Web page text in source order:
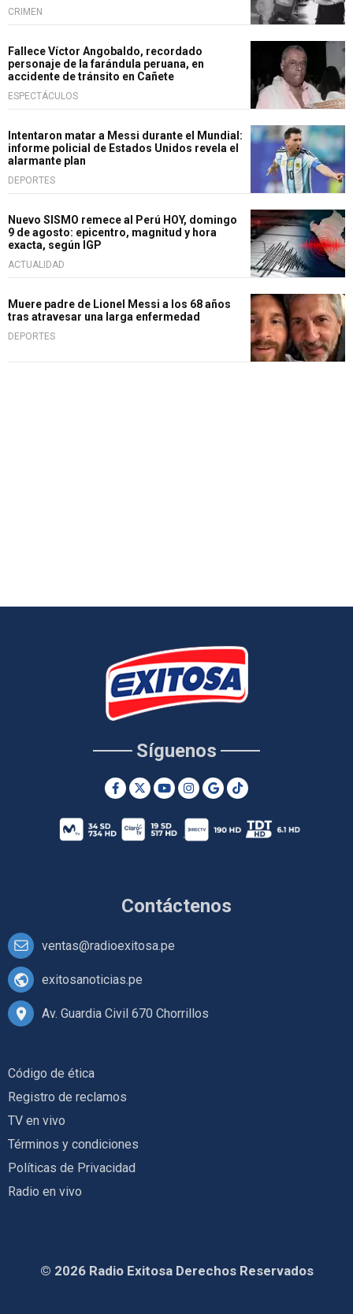
CRIMEN
Fallece Víctor Angobaldo, recordado
personaje de la farándula peruana, en
accidente de tránsito en Cañete
ESPECTÁCULOS
Intentaron matar a Messi durante el Mundial:
informe policial de Estados Unidos revela el
alarmante plan
DEPORTES
Nuevo SISMO remece al Perú HOY, domingo
9 de agosto: epicentro, magnitud y hora
exacta, según IGP
ACTUALIDAD
Muere padre de Lionel Messi a los 68 años
tras atravesar una larga enfermedad
DEPORTES
Contáctenos
ventas@radioexitosa.pe
exitosanoticias.pe
Av. Guardia Civil 670 Chorrillos
Síguenos
Código de ética
Registro de reclamos
TV en vivo
Términos y condiciones
Políticas de Privacidad
Radio en vivo
© 2026 Radio Exitosa Derechos Reservados